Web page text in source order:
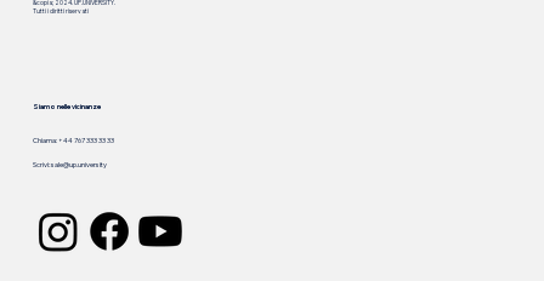
&copia; 2024. UP.UNIVERSITY.
Tutti i diritti riservati
Siamo nelle vicinanze
Scrivi:sale@up.university
Chiama: +44 767 333 33 33